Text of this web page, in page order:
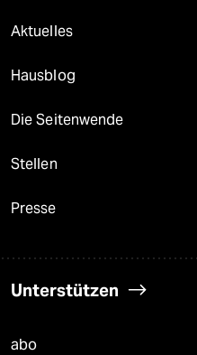
Aktuelles
Hausblog
Die Seitenwende
Stellen
Presse
Unterstützen
abo